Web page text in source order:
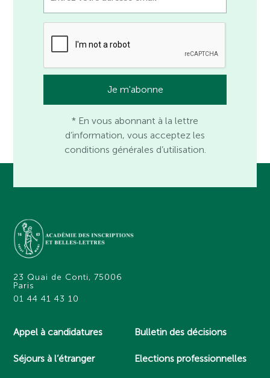
* En vous abonnant à la lettre
d’information, vous acceptez les
conditions générales d’utilisation.
23 Quai de Conti, 75006
Paris
01 44 41 43 10
Appel à candidatures
Séjours à l’étranger
Bulletin des décisions
Elections professionnelles